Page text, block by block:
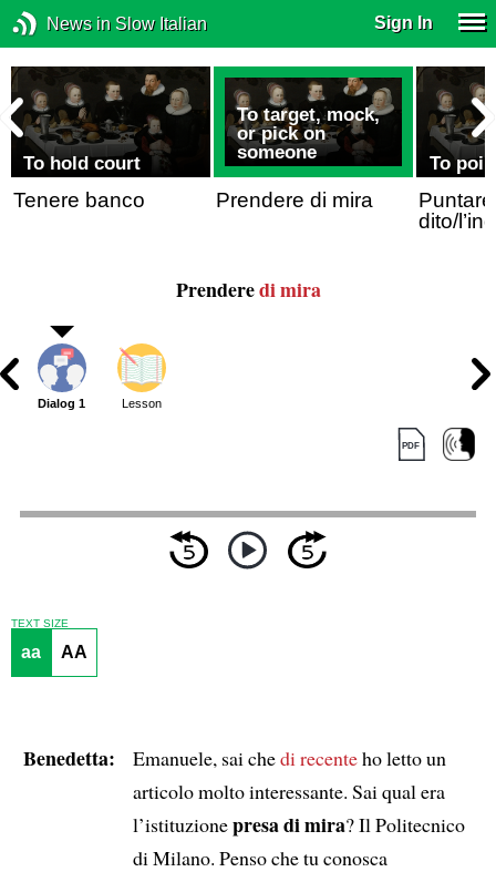
News in Slow Italian Sign In
To hold court
Tenere banco
To target, mock,
or pick on
someone
Prendere di mira
To
dito/
Prenderedi mira
Dialog 1 Lesson
TEXT SIZE
aa AA
Benedetta: Emanuele, sai chedi recenteho letto un
articolo molto interessante. Sai qual era
l’istituzionepresa di mira? Il Politecnico
di Milano. Penso che tu conosca